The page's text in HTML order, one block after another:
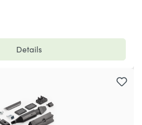
Details